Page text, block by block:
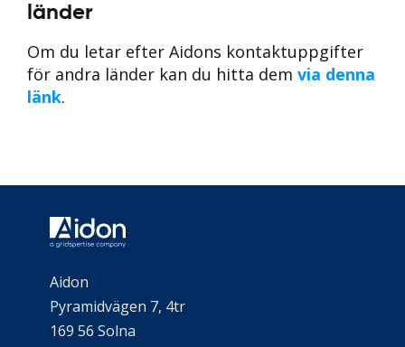
länder
Om du letar efter Aidons kontaktuppgifter
för andra länder kan du hitta dem via denna
länk.
Aidon
Pyramidvägen 7, 4tr
169 56 Solna